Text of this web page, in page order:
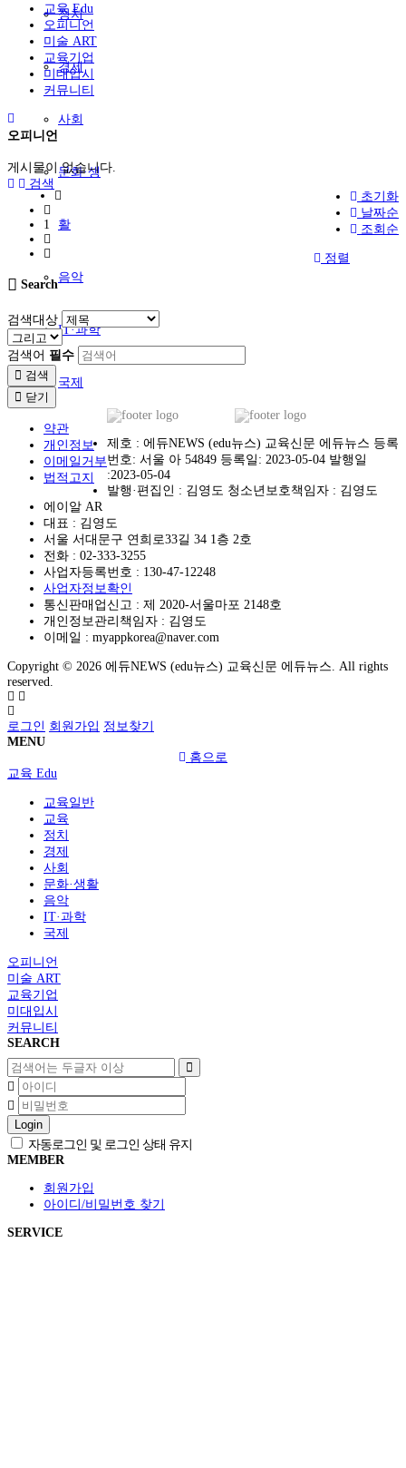
정치
경제
사회
문화·생
활
음악
IT·과학
국제
교육 Edu
오피니언
미술 ART
교육기업
미대입시
커뮤니티
오피니언
게시물이 없습니다.
초기화
날짜순
조회순
정렬
검색
1
Search
검색대상
검색어 필수
검색
닫기
약관
개인정보
이메일거부
법적고지
제호 : 에듀NEWS (edu뉴스) 교육신문 에듀뉴스 등록
번호: 서울 아 54849 등록일: 2023-05-04 발행일
:2023-05-04
발행·편집인 : 김영도 청소년보호책임자 : 김영도
에이알 AR
대표 : 김영도
서울 서대문구 연희로33길 34 1층 2호
전화 : 02-333-3255
사업자등록번호 : 130-47-12248
사업자정보확인
통신판매업신고 : 제 2020-서울마포 2148호
개인정보관리책임자 : 김영도
이메일 : myappkorea@naver.com
Copyright © 2026 에듀NEWS (edu뉴스) 교육신문 에듀뉴스. All rights
reserved.
로그인 회원가입 정보찾기
MENU
홈으로
교육 Edu
교육일반
교육
정치
경제
사회
문화·생활
음악
IT·과학
국제
오피니언
미술 ART
교육기업
미대입시
커뮤니티
SEARCH
Login
자동로그인 및 로그인 상태 유지
MEMBER
회원가입
아이디/비밀번호 찾기
SERVICE